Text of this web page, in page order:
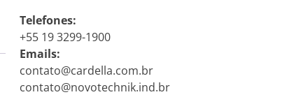
Telefones:
+55 19 3299-1900
Emails:
contato@cardella.com.br
contato@novotechnik.ind.br